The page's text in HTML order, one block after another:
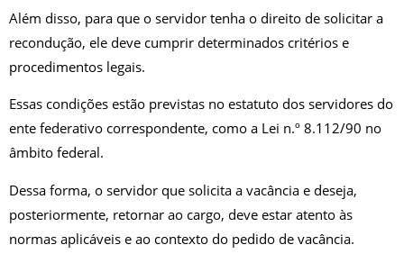
Além disso, para que o servidor tenha o direito de solicitar a
recondução, ele deve cumprir determinados critérios e
procedimentos legais.
Essas condições estão previstas no estatuto dos servidores do
ente federativo correspondente, como a Lei n.º 8.112/90 no
âmbito federal.
Dessa forma, o servidor que solicita a vacância e deseja,
posteriormente, retornar ao cargo, deve estar atento às
normas aplicáveis e ao contexto do pedido de vacância.